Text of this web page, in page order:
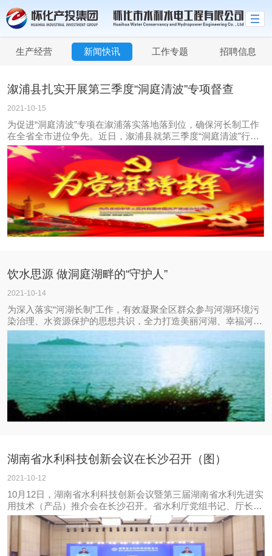
生产经营 新闻快讯 工作专题 招聘信息
溆浦县扎实开展第三季度“洞庭清波”专项督查
2021-10-15
为促进“洞庭清波”专项在溆浦落实落地落到位，确保河长制工作
在全省全市进位争先。近日，溆浦县就第三季度“洞庭清波”行动
落实情况，开展专项督导检查工作。
饮水思源 做洞庭湖畔的“守护人”
2021-10-14
为深入落实“河湖长制”工作，有效凝聚全区群众参与河湖环境污
染治理、水资源保护的思想共识，全力打造美丽河湖、幸福河
湖，近日，岳阳市屈原管理区河委会组织20多名志愿者开展了
以“饮水思源做洞庭湖畔的守护人”为主题的河长制宣传活动。
湖南省水利科技创新会议在长沙召开（图）
2021-10-12
10月12日，湖南省水利科技创新会议暨第三届湖南省水利先进实
用技术（产品）推介会在长沙召开。省水利厅党组书记、厅长颜
学毛出席并致开幕词。水利部科技推广中心，湖南省科学技术协
会，湖南省科技厅相关负责人出席并讲话。厅党组副书记、副厅
长罗毅君作主旨报告。